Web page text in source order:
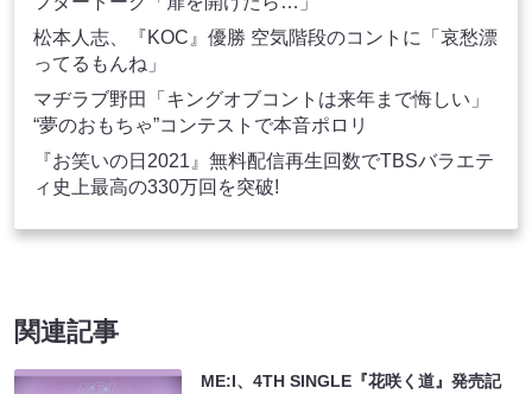
松本人志、『KOC』優勝 空気階段のコントに「哀愁漂
ってるもんね」
マヂラブ野田「キングオブコントは来年まで悔しい」
“夢のおもちゃ”コンテストで本音ポロリ
『お笑いの日2021』無料配信再生回数でTBSバラエテ
ィ史上最高の330万回を突破!
関連記事
ME:I、4TH SINGLE『花咲く道』発売記